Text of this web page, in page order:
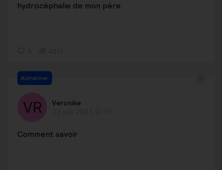
hydrocéphalie de mon père
Alzheimer
Veronike
Comment savoir